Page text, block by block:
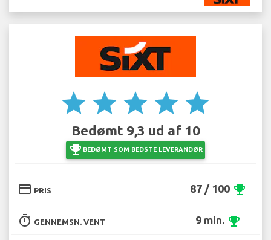
star star star star star
Bedømt 9,3 ud af 10
emoji_events BEDØMT SOM BEDSTE LEVERANDØR
credit_card PRIS 87 / 100 emoji_events
timer GENNEMSN. VENT 9 min. emoji_events